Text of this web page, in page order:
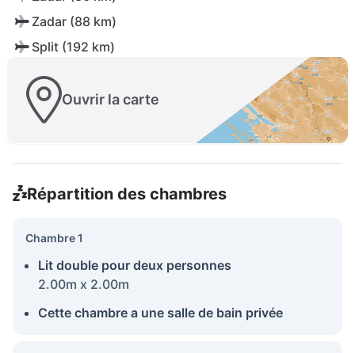
Zadar (88 km)
Split (192 km)
Ouvrir la carte
Répartition des chambres
Chambre 1
Lit double pour deux personnes
2.00m x 2.00m
Cette chambre a une salle de bain privée